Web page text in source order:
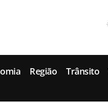
Região Trânsito